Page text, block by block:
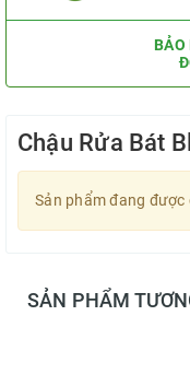
BẢO
Chậu Rửa Bát
Sản phẩm đang
SẢN PHẨM